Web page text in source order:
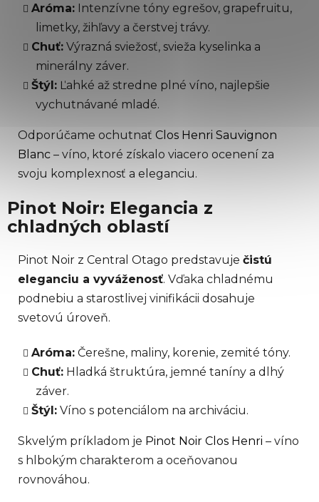
Aróma: Intenzívne tóny egrešov, grapefruitu,
limetky, žihľavy a čerstvej trávy.
Chuť: Výrazná sviežosť, svieža kyselinka a
minerálny záver.
Štýl: Ľahké až stredne plné víno, najlepšie
vychutnávané mladé.
Odporúčame ochutnať Clos Henri Sauvignon
Blanc – víno, ktoré získalo viacero ocenení za
svoju komplexnosť a eleganciu.
Pinot Noir: Elegancia z
chladných oblastí
Pinot Noir z Central Otago predstavuje čistú
eleganciu a vyváženosť. Vďaka chladnému
podnebiu a starostlivej vinifikácii dosahuje
svetovú úroveň.
Aróma: Čerešne, maliny, korenie, zemité tóny.
Chuť: Hladká štruktúra, jemné taníny a dlhý
záver.
Štýl: Víno s potenciálom na archiváciu.
Skvelým príkladom je Pinot Noir Clos Henri – víno
s hlbokým charakterom a oceňovanou
rovnováhou.